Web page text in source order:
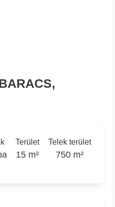
Terület
15 m²
Telek terület
750 m²